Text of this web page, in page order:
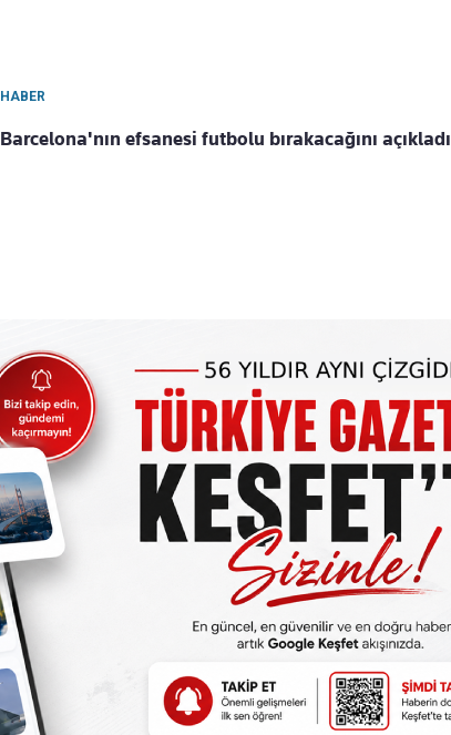
HABER
Barcelona'nın efsanesi futbolu bırakacağını açıkladı